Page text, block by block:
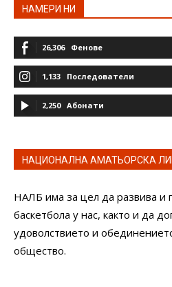
НАМЕРИ НИ
26,306 Фенове
1,133 Последователи
2,250 Абонати
НАЦИОНАЛНА АМАТЬОРСКА
НАЛБ има за цел да развива и
баскетбола у нас, както и да
удоволствието и
общество.